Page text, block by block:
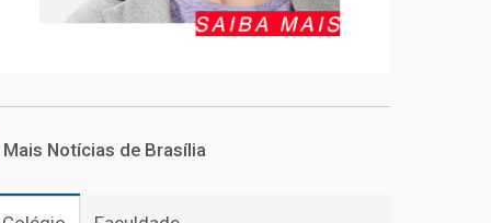
Mais Notícias de Brasília